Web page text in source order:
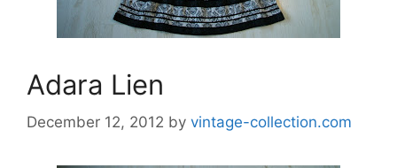
Adara Lien
December 12, 2012 by vintage-collection.com